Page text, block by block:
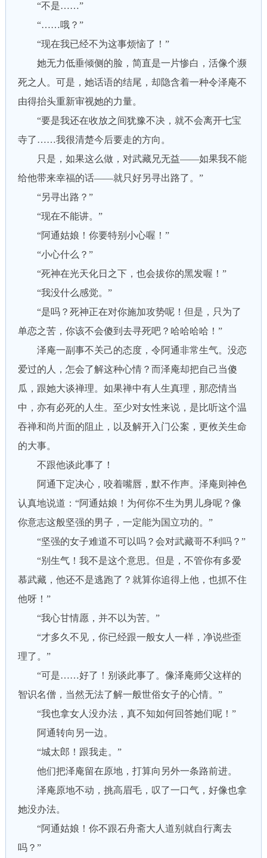
“不是……”
“……哦？”
“现在我已经不为这事烦恼了！”
她无力低垂倾侧的脸，简直是一片惨白，活像个濒
死之人。可是，她话语的结尾，却隐含着一种令泽庵不
由得抬头重新审视她的力量。
“要是我还在收放之间犹豫不决，就不会离开七宝
寺了……我很清楚今后要走的方向。
只是，如果这么做，对武藏兄无益——如果我不能
给他带来幸福的话——就只好另寻出路了。”
“另寻出路？”
“现在不能讲。”
“阿通姑娘！你要特别小心喔！”
“小心什么？”
“死神在光天化日之下，也会拔你的黑发喔！”
“我没什么感觉。”
“是吗？死神正在对你施加攻势呢！但是，只为了
单恋之苦，你该不会傻到去寻死吧？哈哈哈哈！”
泽庵一副事不关己的态度，令阿通非常生气。没恋
爱过的人，怎会了解这种心情？而泽庵却把自己当傻
瓜，跟她大谈禅理。如果禅中有人生真理，那恋情当
中，亦有必死的人生。至少对女性来说，是比听这个温
吞禅和尚片面的阻止，以及解开入门公案，更攸关生命
的大事。
不跟他谈此事了！
阿通下定决心，咬着嘴唇，默不作声。泽庵则神色
认真地说道：“阿通姑娘！为何你不生为男儿身呢？像
你意志这般坚强的男子，一定能为国立功的。”
“坚强的女子难道不可以吗？会对武藏哥不利吗？”
“别生气！我不是这个意思。但是，不管你有多爱
慕武藏，他还不是逃跑了？就算你追得上他，也抓不住
他呀！”
“我心甘情愿，并不以为苦。”
“才多久不见，你已经跟一般女人一样，净说些歪
理了。”
“可是……好了！别谈此事了。像泽庵师父这样的
智识名僧，当然无法了解一般世俗女子的心情。”
“我也拿女人没办法，真不知如何回答她们呢！”
阿通转向另一边。
“城太郎！跟我走。”
他们把泽庵留在原地，打算向另外一条路前进。
泽庵原地不动，挑高眉毛，叹了一口气，好像也拿
她没办法。
“阿通姑娘！你不跟石舟斋大人道别就自行离去
吗？”